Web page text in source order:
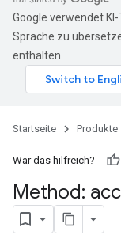
Google verwendet
Sprache zu
enthalten.
Startseite Produkte
War das hilfreich?
Method: